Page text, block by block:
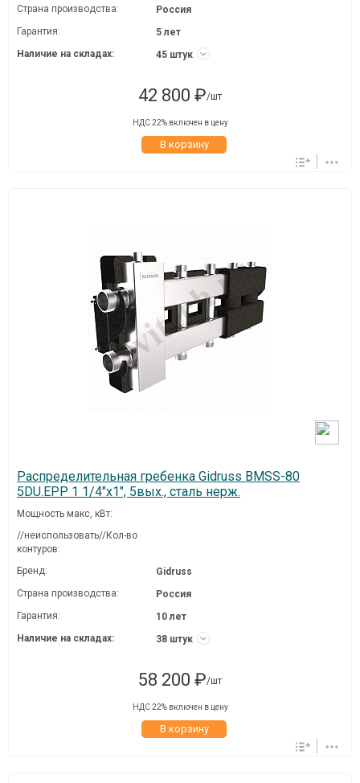
Страна производства:
Россия
Гарантия:
5 лет
Наличие на складах:
45 штук
42 800 ₽/шт
НДС 22% включен в цену
В корзину
Распределительная гребенка Gidruss BMSS-80
5DU.EPP 1 1/4"х1", 5вых., сталь нерж.
Мощность макс, кВт:
//неиспользовать//Кол-во
контуров:
Бренд:
Gidruss
Страна производства:
Россия
Гарантия:
10 лет
Наличие на складах:
38 штук
58 200 ₽/шт
НДС 22% включен в цену
В корзину